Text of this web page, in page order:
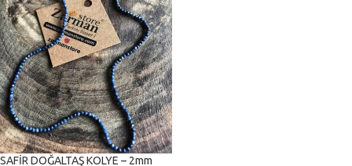
SAFİR DOĞALTAŞ KOLYE – 2mm